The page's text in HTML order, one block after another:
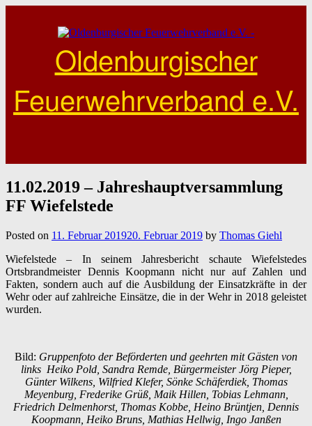
Oldenburgischer
Feuerwehrverband e.V.
11.02.2019 – Jahreshauptversammlung
FF Wiefelstede
Posted on 11. Februar 201920. Februar 2019 by Thomas Giehl
Wiefelstede – In seinem Jahresbericht schaute Wiefelstedes
Ortsbrandmeister Dennis Koopmann nicht nur auf Zahlen und
Fakten, sondern auch auf die Ausbildung der Einsatzkräfte in der
Wehr oder auf zahlreiche Einsätze, die in der Wehr in 2018 geleistet
wurden.
Bild: Gruppenfoto der Beförderten und geehrten mit Gästen von
links Heiko Pold, Sandra Remde, Bürgermeister Jörg Pieper,
Günter Wilkens, Wilfried Klefer, Sönke Schäferdiek, Thomas
Meyenburg, Frederike Grüß, Maik Hillen, Tobias Lehmann,
Friedrich Delmenhorst, Thomas Kobbe, Heino Brüntjen, Dennis
Koopmann, Heiko Bruns, Mathias Hellwig, Ingo Janßen